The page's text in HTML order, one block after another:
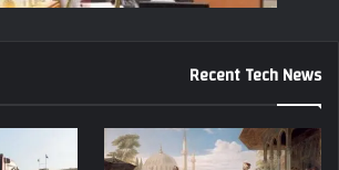
Recent Tech News